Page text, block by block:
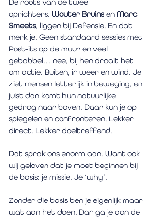
De roots van de twee
oprichters, Wouter Bruins en Marc
Smeets, liggen bij Defensie. En dat
merk je. Geen standaard sessies met
Post-its op de muur en veel
gebabbel… nee, bij hen draait het
om actie. Buiten, in weer en wind. Je
ziet mensen letterlijk in beweging, en
juist dan komt hun natuurlijke
gedrag naar boven. Daar kun je op
spiegelen en confronteren. Lekker
direct. Lekker doeltreffend.
Dat sprak ons enorm aan. Want ook
wij geloven dat je moet beginnen bij
de basis: je missie. Je ‘why’.
Zonder die basis ben je eigenlijk maar
wat aan het doen. Dan ga je aan de